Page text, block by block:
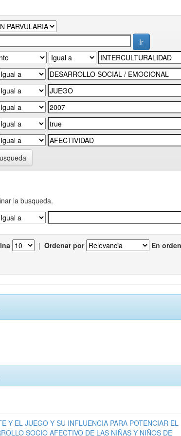
la busqueda.
| Ordenar por En orden
Y EL JUEGO Y SU INFLUENCIA PARA POTENCIAR EL
SOCIO AFECTIVO DE LAS NIÑAS Y NIÑOS DE